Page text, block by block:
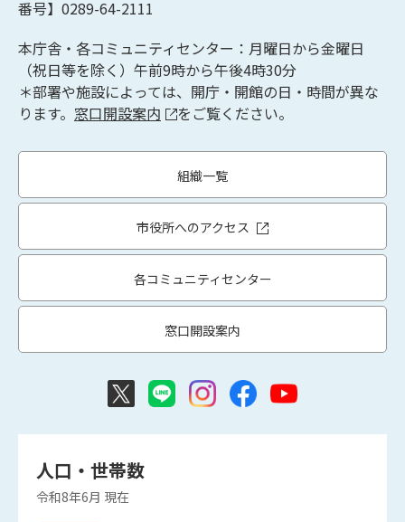
番号】0289-64-2111
本庁舎・各コミュニティセンター：月曜日から金曜日
（祝日等を除く）午前9時から午後4時30分
＊部署や施設によっては、開庁・開館の日・時間が異な
ります。 窓口開設案内 をご覧ください。
組織一覧
市役所へのアクセス
各コミュニティセンター
窓口開設案内
人口・世帯数
令和8年6月 現在